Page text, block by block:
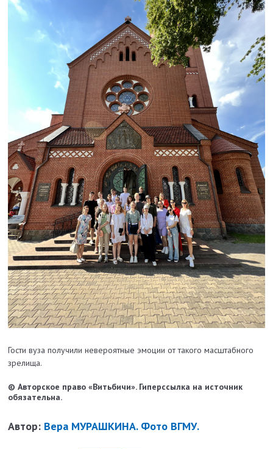
Гости вуза получили невероятные эмоции от такого масштабного
зрелища.
© Авторское право «Витьбичи». Гиперссылка на источник
обязательна.
Автор: Вера МУРАШКИНА. Фото ВГМУ.